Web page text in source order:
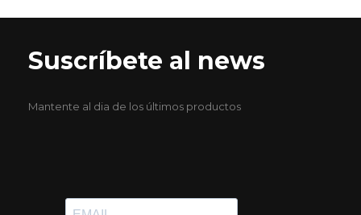
Suscríbete al news
Mantente al dia de los últimos productos